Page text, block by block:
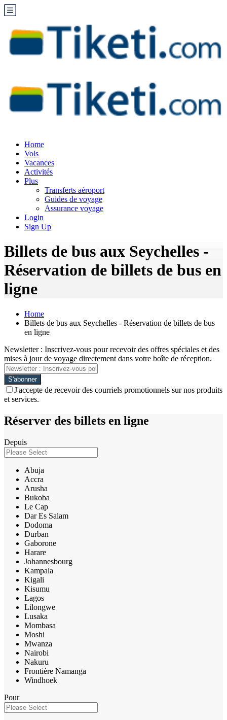
Home
Vols
Vacances
Activités
Plus
Transferts aéroport
Guides de voyage
Assurance voyage
Login
Sign Up
Billets de bus aux Seychelles -
Réservation de billets de bus en
ligne
Home
Billets de bus aux Seychelles - Réservation de billets de bus
en ligne
Newsletter : Inscrivez-vous pour recevoir des offres spéciales et des
mises à jour de voyage directement dans votre boîte de réception.
J'accepte de recevoir des courriels promotionnels sur nos produits
et services.
Réserver des billets en ligne
Depuis
Abuja
Accra
Arusha
Bukoba
Le Cap
Dar Es Salam
Dodoma
Durban
Gaborone
Harare
Johannesbourg
Kampala
Kigali
Kisumu
Lagos
Lilongwe
Lusaka
Mombasa
Moshi
Mwanza
Nairobi
Nakuru
Frontière Namanga
Windhoek
Pour